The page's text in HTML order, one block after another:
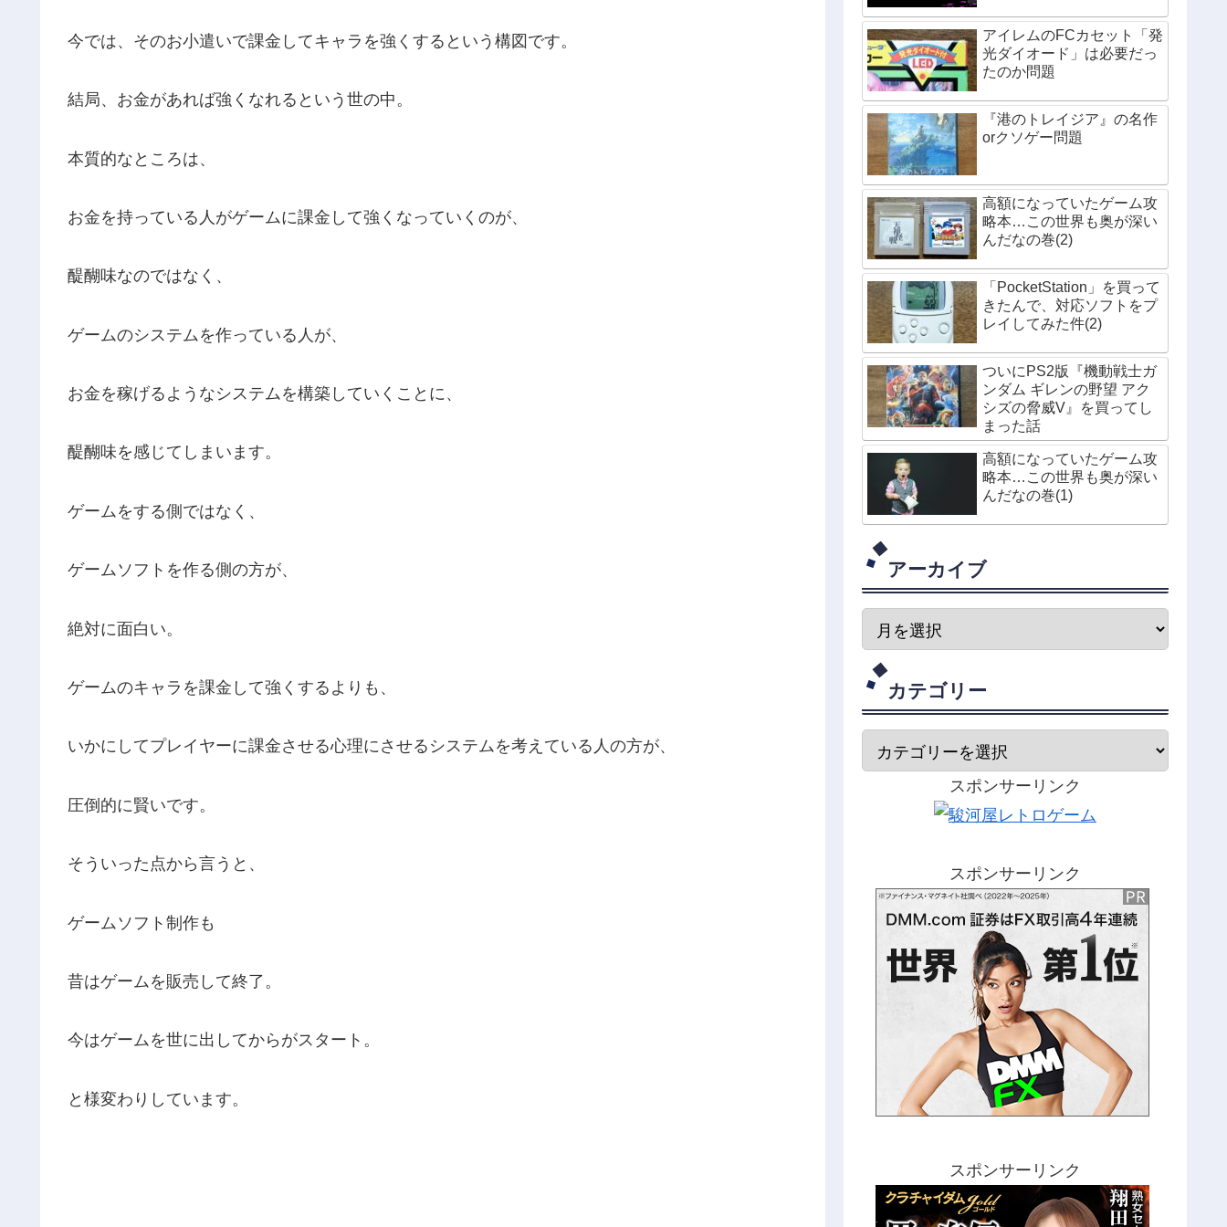
今では、そのお小遣いで課金してキャラを強くするという構図です。
結局、お金があれば強くなれるという世の中。
本質的なところは、
お金を持っている人がゲームに課金して強くなっていくのが、
醍醐味なのではなく、
ゲームのシステムを作っている人が、
お金を稼げるようなシステムを構築していくことに、
醍醐味を感じてしまいます。
ゲームをする側ではなく、
ゲームソフトを作る側の方が、
絶対に面白い。
ゲームのキャラを課金して強くするよりも、
いかにしてプレイヤーに課金させる心理にさせるシステムを考えている人の方が、
圧倒的に賢いです。
そういった点から言うと、
ゲームソフト制作も
昔はゲームを販売して終了。
今はゲームを世に出してからがスタート。
と様変わりしています。
アイレムのFCカセット「発
光ダイオード」は必要だっ
たのか問題
『港のトレイジア』の名作
orクソゲー問題
高額になっていたゲーム攻
略本…この世界も奥が深い
んだなの巻(2)
「PocketStation」を買って
きたんで、対応ソフトをプ
レイしてみた件(2)
ついにPS2版『機動戦士ガ
ンダム ギレンの野望 アク
シズの脅威V』を買ってし
まった話
高額になっていたゲーム攻
略本…この世界も奥が深い
んだなの巻(1)
アーカイブ
カテゴリー
スポンサーリンク
スポンサーリンク
スポンサーリンク